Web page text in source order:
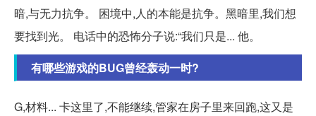
暗,与无力抗争。 困境中,人的本能是抗争。黑暗里,我们想
要找到光。 电话中的恐怖分子说:“我们只是... 他。
有哪些游戏的BUG曾经轰动一时?
G,材料... 卡这里了,不能继续,管家在房子里来回跑,这又是